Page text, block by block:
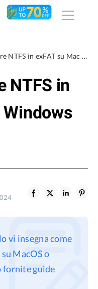
Come convertire NTFS in exFAT su Mac o Windows 10/11
NTFS in
Windows
vi insegna come
MacOS o
fornite guide